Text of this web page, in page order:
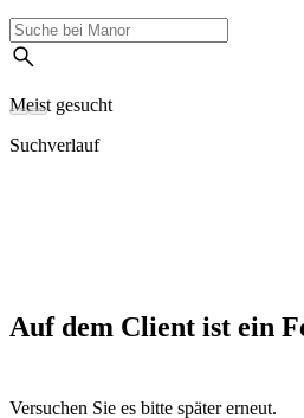
Meist gesucht
Suchverlauf
Auf dem Client ist ein
Versuchen Sie es bitte später erneut.